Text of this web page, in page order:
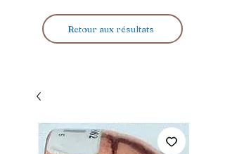
Retour aux résultats